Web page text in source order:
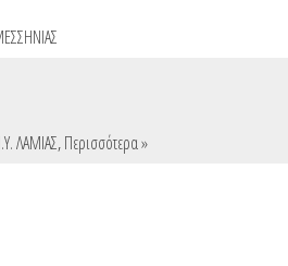
ΛΑΜΙΑΣ,Περισσότερα »